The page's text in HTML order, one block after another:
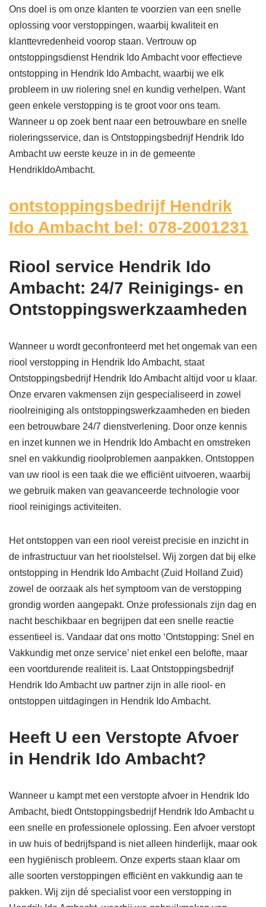
Ons doel is om onze klanten te voorzien van een snelle
oplossing voor verstoppingen, waarbij kwaliteit en
klanttevredenheid voorop staan. Vertrouw op
ontstoppingsdienst Hendrik Ido Ambacht voor effectieve
ontstopping in Hendrik Ido Ambacht, waarbij we elk
probleem in uw riolering snel en kundig verhelpen. Want
geen enkele verstopping is te groot voor ons team.
Wanneer u op zoek bent naar een betrouwbare en snelle
rioleringsservice, dan is Ontstoppingsbedrijf Hendrik Ido
Ambacht uw eerste keuze in in de gemeente
HendrikIdoAmbacht.
ontstoppingsbedrijf Hendrik
Ido Ambacht bel: 078-2001231
Riool service Hendrik Ido
Ambacht: 24/7 Reinigings- en
Ontstoppingswerkzaamheden
Wanneer u wordt geconfronteerd met het ongemak van een
riool verstopping in Hendrik Ido Ambacht, staat
Ontstoppingsbedrijf Hendrik Ido Ambacht altijd voor u klaar.
Onze ervaren vakmensen zijn gespecialiseerd in zowel
rioolreiniging als ontstoppingswerkzaamheden en bieden
een betrouwbare 24/7 dienstverlening. Door onze kennis
en inzet kunnen we in Hendrik Ido Ambacht en omstreken
snel en vakkundig rioolproblemen aanpakken. Ontstoppen
van uw riool is een taak die we efficiënt uitvoeren, waarbij
we gebruik maken van geavanceerde technologie voor
riool reinigings activiteiten.
Het ontstoppen van een riool vereist precisie en inzicht in
de infrastructuur van het rioolstelsel. Wij zorgen dat bij elke
ontstopping in Hendrik Ido Ambacht (Zuid Holland Zuid)
zowel de oorzaak als het symptoom van de verstopping
grondig worden aangepakt. Onze professionals zijn dag en
nacht beschikbaar en begrijpen dat een snelle reactie
essentieel is. Vandaar dat ons motto ‘Ontstopping: Snel en
Vakkundig met onze service’ niet enkel een belofte, maar
een voortdurende realiteit is. Laat Ontstoppingsbedrijf
Hendrik Ido Ambacht uw partner zijn in alle riool- en
ontstoppen uitdagingen in Hendrik Ido Ambacht.
Heeft U een Verstopte Afvoer
in Hendrik Ido Ambacht?
Wanneer u kampt met een verstopte afvoer in Hendrik Ido
Ambacht, biedt Ontstoppingsbedrijf Hendrik Ido Ambacht u
een snelle en professionele oplossing. Een afvoer verstopt
in uw huis of bedrijfspand is niet alleen hinderlijk, maar ook
een hygiënisch probleem. Onze experts staan klaar om
alle soorten verstoppingen efficiënt en vakkundig aan te
pakken. Wij zijn dé specialist voor een verstopping in